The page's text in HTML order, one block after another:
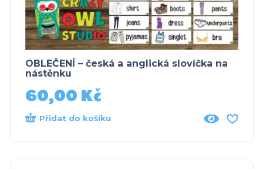
OBLEČENÍ – česká a anglická slovíčka na
nástěnku
60,00 Kč
Přidat do košíku